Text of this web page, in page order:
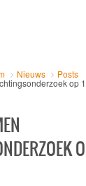
Nieuws Posts
op